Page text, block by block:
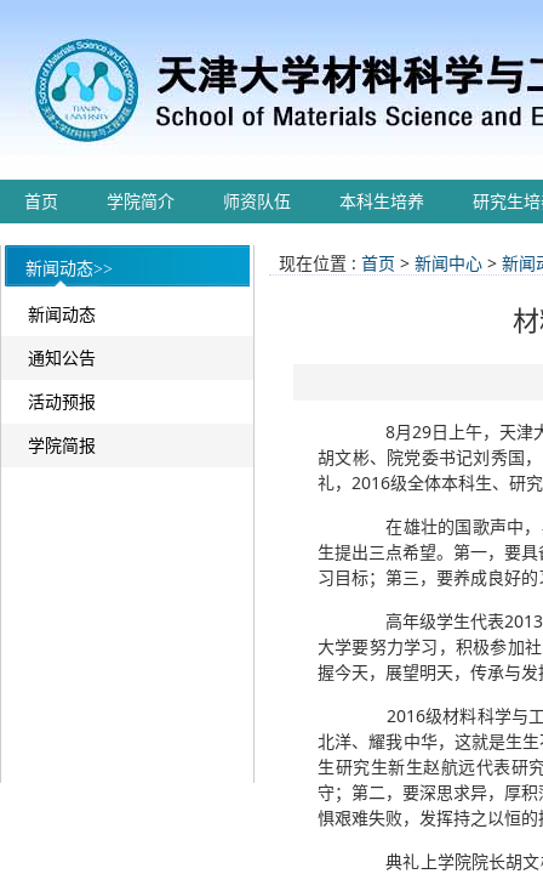
首页 学院简介 师资队伍 本科生培养 研究生
新闻动态>>
新闻动态
通知公告
活动预报
学院简报
现在位置 : 首页 > 新闻中心 > 新闻
8月29日上午，天津大
胡文彬、院党委书记刘秀国
礼，2016级全体本科生、研
在雄壮的国歌声中，
生提出三点希望。第一，要
习目标；第三，要养成良好
高年级学生代表2013
大学要努力学习，积极参加
握今天，展望明天，传承与
2016级材料科学与工
北洋、耀我中华，这就是生
生研究生新生赵航远代表研
守；第二，要深思求异，厚
惧艰难失败，发挥持之以恒
典礼上学院院长胡文